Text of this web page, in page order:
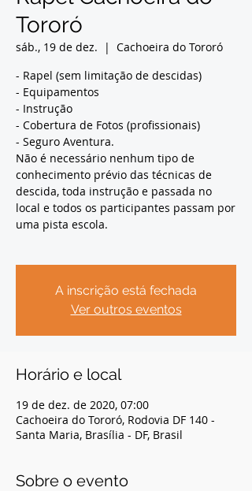
Tororó
sáb., 19 de dez.
  |
Cachoeira do Tororó
- Rapel (sem limitação de descidas)
- Equipamentos
- Instrução
- Cobertura de Fotos (profissionais)
- Seguro Aventura.
Não é necessário nenhum tipo de
conhecimento prévio das técnicas de
descida, toda instrução e passada no
local e todos os participantes passam por
uma pista escola.
A inscrição está fechada
Ver outros eventos
Horário e local
19 de dez. de 2020, 07:00
Cachoeira do Tororó, Rodovia DF 140 -
Santa Maria, Brasília - DF, Brasil
Sobre o evento